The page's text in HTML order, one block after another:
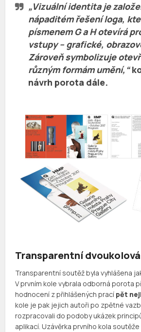
„Vizuální identita je
nápaditém řešení loga,
písmenem G a H otevírá
vstupy – grafické,
Zároveň symbolizuje
různým formám umění,“
návrh porota dále.
Transparentní
Transparentní soutěž byla vyhlášena
V prvním kole vybrala odborná porota
hodnocení z přihlášených prací pět
kole je pak jejich autoři po zpětné
rozpracovali do podoby ukázek
aplikací. Uzávěrka prvního kola